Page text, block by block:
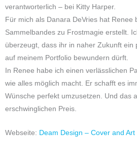
verantworterlich – bei Kitty Harper.
Für mich als Danara DeVries hat Renee
Sammelbandes zu Frostmagie erstellt.
überzeugt, dass ihr in naher Zukunft ein
auf meinem Portfolio bewundern dürft.
In Renee habe ich einen verlässlichen
wie alles möglich macht. Er schafft es
Wünsche perfekt umzusetzen. Und das
erschwinglichen Preis.
Webseite: Deam Design – Cover and Art